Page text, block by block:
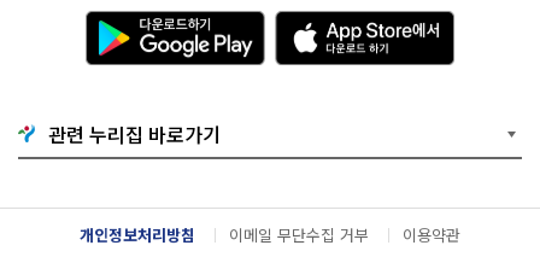
다
운
로
기
G
o
g
l
e
A
p
p
e
서
다
운
관련 누리집 바로가기
개인정보처리방침 이메일 무단수집 거부
이용약관